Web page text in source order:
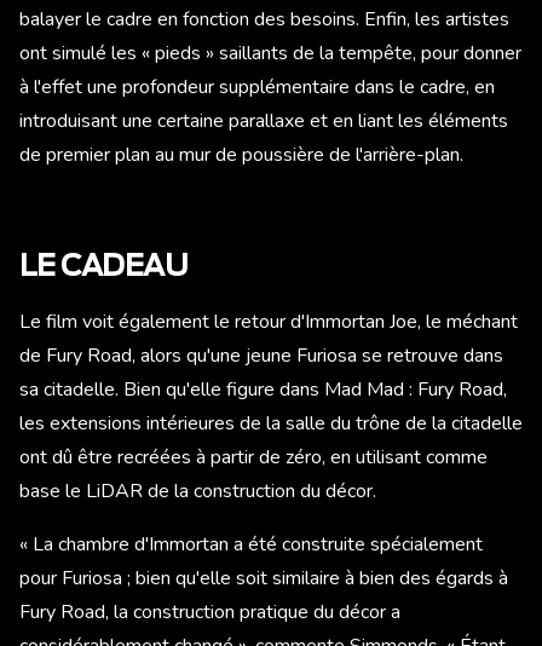
balayer le cadre en fonction des besoins. Enfin, les artistes
ont simulé les « pieds » saillants de la tempête, pour donner
à l'effet une profondeur supplémentaire dans le cadre, en
introduisant une certaine parallaxe et en liant les éléments
de premier plan au mur de poussière de l'arrière-plan.
LE CADEAU
Le film voit également le retour d'Immortan Joe, le méchant
de Fury Road, alors qu'une jeune Furiosa se retrouve dans
sa citadelle. Bien qu'elle figure dans Mad Mad : Fury Road,
les extensions intérieures de la salle du trône de la citadelle
ont dû être recréées à partir de zéro, en utilisant comme
base le LiDAR de la construction du décor.
« La chambre d'Immortan a été construite spécialement
pour Furiosa ; bien qu'elle soit similaire à bien des égards à
Fury Road, la construction pratique du décor a